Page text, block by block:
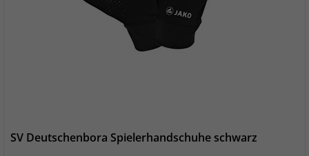
SV Deutschenbora Spielerhandschuhe schwarz